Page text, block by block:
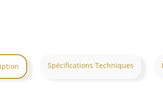
Spécifications Techniques